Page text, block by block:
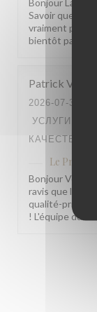
Bonjour
Savoir que
vraiment
bientôt parmi
Patrick V
2026-07-31
-
УСЛУГИ
КАЧЕСТВО
Le Procope
Bonjour Veron,
ravis que la
qualité-prix,
! L'équipe du